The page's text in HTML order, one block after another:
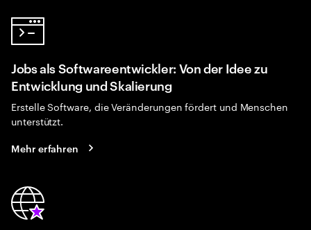
Jobs als Softwareentwickler: Von der Idee zu
Entwicklung und Skalierung
Erstelle Software, die Veränderungen fördert und Menschen
unterstützt.
Mehr erfahren